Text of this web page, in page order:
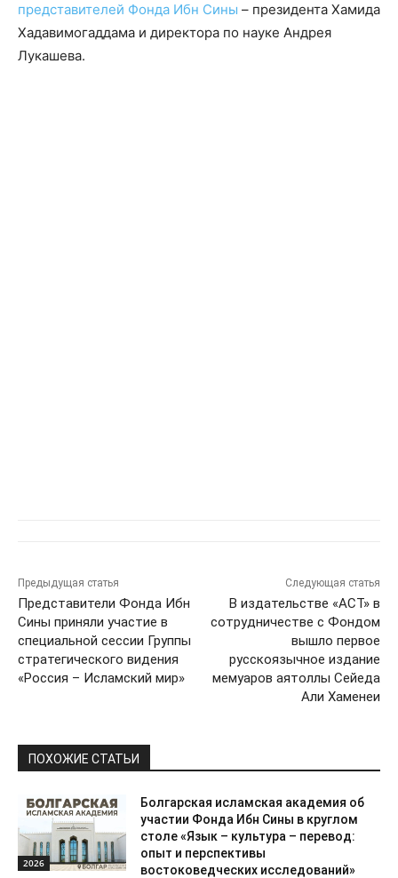
представителей Фонда Ибн Сины – президента Хамида
Хадавимогаддама и директора по науке Андрея
Лукашева.
Предыдущая статья
Представители Фонда Ибн
Сины приняли участие в
специальной сессии Группы
стратегического видения
«Россия – Исламский мир»
Следующая статья
В издательстве «АСТ» в
сотрудничестве с Фондом
вышло первое
русскоязычное издание
мемуаров аятоллы Сейеда
Али Хаменеи
ПОХОЖИЕ СТАТЬИ
2026
Болгарская исламская академия об
участии Фонда Ибн Сины в круглом
столе «Язык – культура – перевод:
опыт и перспективы
востоковедческих исследований»